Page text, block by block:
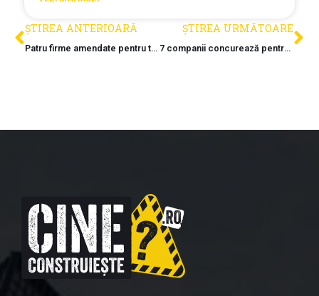
ȘTIREA ANTERIOARĂ
Patru firme amendate pentru trucarea licitațiilor CNAIR
ȘTIREA URMĂTOARE
7 companii concurează pentru construirea podului Solventul din Timișoara